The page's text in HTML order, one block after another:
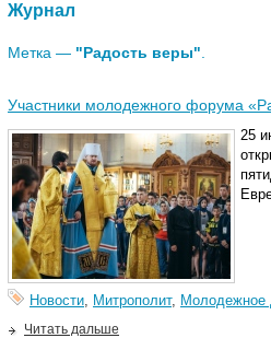
Журнал
Метка — "Радость веры"
Участники молодежного форума
25
Новости, Митрополит, Молодежное
Читать дальше